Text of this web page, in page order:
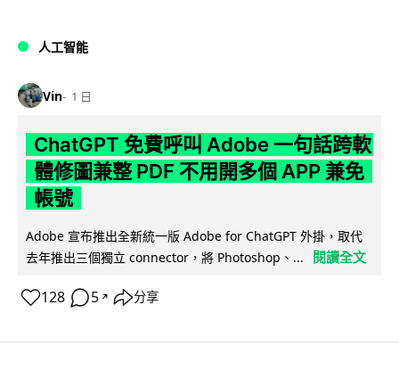
人工智能
Vin 1 日
ChatGPT 免費呼叫 Adobe 一句話跨軟
體修圖兼整 PDF 不用開多個 APP 兼免
帳號
Adobe 宣布推出全新統一版 Adobe for ChatGPT 外掛，取代
去年推出三個獨立 connector，將 Photoshop、...
閱讀全文
128 5 ↗ 分享